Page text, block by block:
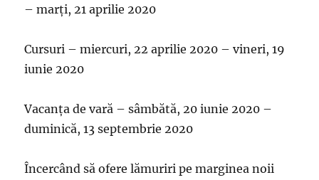
– marți, 21 aprilie 2020
Cursuri – miercuri, 22 aprilie 2020 – vineri, 19
iunie 2020
Vacanţa de vară – sâmbătă, 20 iunie 2020 –
duminică, 13 septembrie 2020
Încercând să ofere lămuriri pe marginea noii